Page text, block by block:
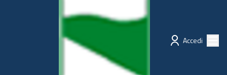
Regione Emilia-Romagna Partecipazione
Accedi